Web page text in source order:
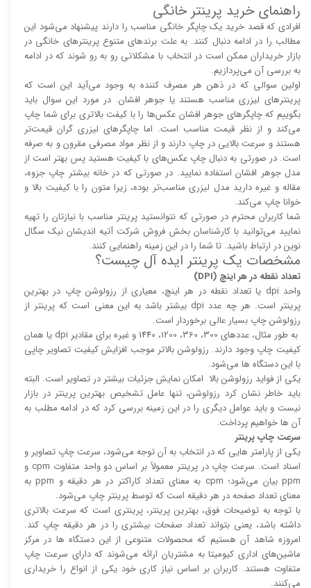
راهنمای خرید پرینتر خانگی
افرادی که قصد خرید یک چاپگر خانگی مناسب را دارند پیشنهاد می‌شود این
مطالب را در ادامه دنبال کنند. به علت برند‌های متنوع پرینتر‌های خانگی در
بازار خریداران ممکن است در انتخاب با مشکلاتی رو به رو شوند که در ادامه
به بررسی آن می‌پردازیم.
اولین سوالی که در ذهن هر مصرف کننده به وجود می‌آید این است که
پرینتر‌های لیزری مناسب هستند یا جوهر افشان. در مورد این سوال باید
بگوییم که چاپگر‌های جوهر افشان عکس‌ها را با کیفت بالا‌‌‌تری برای شما چاپ
می‌کند و از نظر قیمت مناسب است. اما چاپگر‌های لیزری گران قیمت‌تر
هستند و سرعت بالایی در چاپ دارند و از نظر مواد مصرفی مقرون و به صرفه
است. در صورتی به دنبال چاپ عکس‌های با کیفیت هستید پس بهتر است از
مدل جوهر افشان استفاده نمایید. در صورتی که در خانه بیشتر چاپ جزوه،
مقاله و غیره دارید مدل لیزری مناسب‌تر بوده، زیرا متون را با کیفیت بالا و
خوانا چاپ می‌کند.
شما کاربران محترم در صورتی که نتوانستید پرینتر مناسب با نیازتان را تهیه
نمایید می‌توانید با کارشناسان بخش فروش شرکت آتیه اندیشان نیک سگال
نوین در ارتباط باشید. تا شما را در این زمینه راهنمایی کنند.
مشخصات یک پرینتر ایده آل چیست؟
تعداد نقطه در هر اینچ (DPI)
واحد dpi یا تعداد نقطه در هر اینچ، معیاری از رزولوشن چاپ در بهترین
پرینتر است. هر چه عدد dpi بیشتر باشد به این معنی است که پرینتر از
رزولوشن چاپ بسیار عالی برخوردار است.
به طور مثال، عدد‌های 300، 360، 1200، 1440 و غیره برای مقادیر dpi یا همان
کیفیت چاپ وجود دارند. رزولوشن بالا‌‌تر موجب افزایش کیفیت تصاویر چاپی
با این دستگاه ها می‌شود.
یکی از فواید رزولوشن بالا امکان نمایش جزئیات بیشتر در تصاویر است. البته
باید خاطر نشان کرد رزولوشن، تنها عامل تشخیص بهترین پرینتر در بازار
نیست و باید عوامل دیگری را در این زمینه بررسی کرد که در ادامه مطلب به
آن ها خواهیم پرداخت.
سرعت چاپ پرینتر
یکی از پارامتر هایی که در انتخاب به آن توجه می‌شود، سرعت چاپ تصاویر و
اسناد است. سرعت چاپ در پرینتر معمولاً بر اساس دو واحد متفاوت cpm و
ppm بیان می‌شود؛ cpm به معنای تعداد کاراکتر در هر دقیقه و ppm به
معنای تعداد صفحه در هر دقیقه است که توسط پرینتر چاپ می‌شود.
با توجه به توضیحات فوق، بهترین پرینتر، پرینتری است که سرعت بالا‌‌تری
داشته باشد، یعنی بتواند تعداد صفحات بیشتری را در هر دقیقه چاپ کند.
امروزه شاهد آن هستیم که محصولات متنوعی از این دستگاه ها در مرکز
ماشین‌های اداری کیومیتا به مشتریان ارائه می‌شوند که دارای سرعت چاپ
متفاوت هستند. کاربران بر اساس نیاز کاری خود یکی از انواع را خریداری
می‌کنند.